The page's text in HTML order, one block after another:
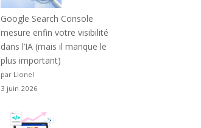
Google Search Console
mesure enfin votre visibilité
dans l’IA (mais il manque le
plus important)
par Lionel
3 juin 2026